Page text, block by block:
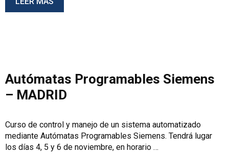
Autómatas Programables Siemens
– MADRID
Curso de control y manejo de un sistema automatizado
mediante Autómatas Programables Siemens. Tendrá lugar
los días 4, 5 y 6 de noviembre, en horario …